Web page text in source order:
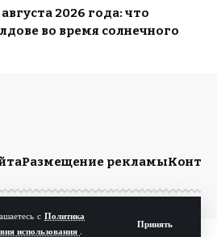
с Политика
использования .
Принять
2026 года: что
во время солнечного
Размещение рекламы